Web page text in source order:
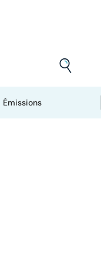
Émissions